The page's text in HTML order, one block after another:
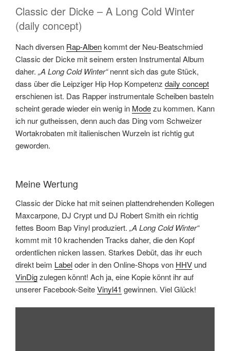
Classic der Dicke – A Long Cold Winter
(daily concept)
Nach diversen Rap-Albenkommt der Neu-Beatschmied
Classic der Dicke mit seinem ersten Instrumental Album
daher. „A Long Cold Winter“nennt sich das gute Stück,
dass über die Leipziger Hip Hop Kompetenz daily concept
erschienen ist. Das Rapper instrumentale Scheiben basteln
scheint gerade wieder ein wenig in Modezu kommen. Kann
ich nur gutheissen, denn auch das Ding vom Schweizer
Wortakrobaten mit italienischen Wurzeln ist richtig gut
geworden.
Meine Wertung
Classic der Dicke hat mit seinen plattendrehenden Kollegen
Maxcarpone, DJ Crypt und DJ Robert Smith ein richtig
fettes Boom Bap Vinyl produziert. „A Long Cold Winter“
kommt mit 10 krachenden Tracks daher, die den Kopf
ordentlichen nicken lassen. Starkes Debüt, das ihr euch
direkt beim Labeloder in den Online-Shops von HHV und
VinDigzulegen könnt! Ach ja, eine Kopie könnt ihr auf
unserer Facebook-SeiteVinyl41 gewinnen. Viel Glück!
„Danger